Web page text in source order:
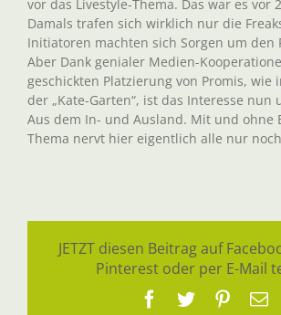
vor das Livestyle-Thema. Das war es vor
Damals trafen sich wirklich nur die
Initiatoren machten sich Sorgen um den
Aber Dank genialer Medien-
geschickten Platzierung von Promis, wie
der „Kate-Garten“, ist das Interesse nun
Aus dem In- und Ausland. Mit und ohne
Thema nervt hier eigentlich alle nur
JETZT diesen Beitrag auf
Pinterest oder per E-Mail
Facebook
Twitter
E-